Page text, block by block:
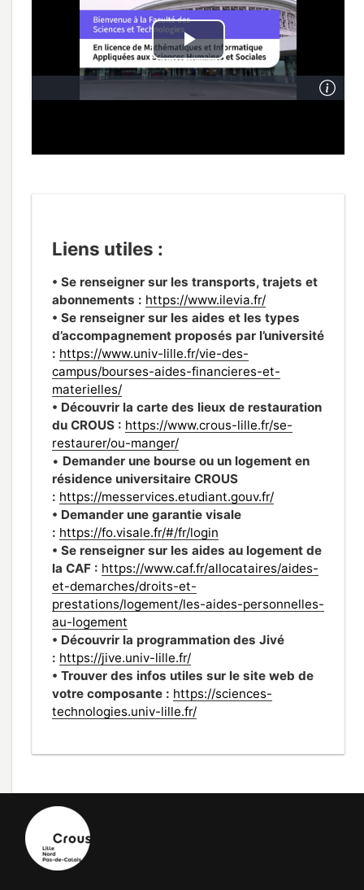
Liens utiles :
• Se renseigner sur les transports, trajets et
abonnements : https://www.ilevia.fr/
• Se renseigner sur les aides et les types
d’accompagnement proposés par l’université
: https://www.univ-lille.fr/vie-des-
campus/bourses-aides-financieres-et-
materielles/
• Découvrir la carte des lieux de restauration
du CROUS : https://www.crous-lille.fr/se-
restaurer/ou-manger/
• Demander une bourse ou un logement en
résidence universitaire CROUS
: https://messervices.etudiant.gouv.fr/
• Demander une garantie visale
: https://fo.visale.fr/#/fr/login
• Se renseigner sur les aides au logement de
la CAF : https://www.caf.fr/allocataires/aides-
et-demarches/droits-et-
prestations/logement/les-aides-personnelles-
au-logement
• Découvrir la programmation des Jivé
: https://jive.univ-lille.fr/
• Trouver des infos utiles sur le site web de
votre composante : https://sciences-
technologies.univ-lille.fr/